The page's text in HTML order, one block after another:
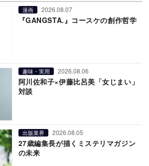
漫画 2026.08.07
『GANGSTA.』コースケの創作哲学
趣味・実用 2026.08.06
阿川佐和子×伊藤比呂美「女じまい」
対談
出版業界 2026.08.05
27歳編集長が描くミステリマガジン
の未来